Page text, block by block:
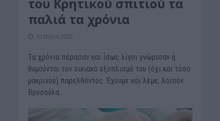
του Κρητικού σπιτιού τα
παλιά τα χρόνια
10 Μαΐου 2026
Τα χρόνια πέρασαν και ίσως λίγοι γνώρισαν ή
θυμούνται τον οικιακό εξοπλισμό του (όχι και τόσο
μακρινού) παρελθόντος. Έχουμε και λέμε, λοιπόν:
Βρυσούλα...